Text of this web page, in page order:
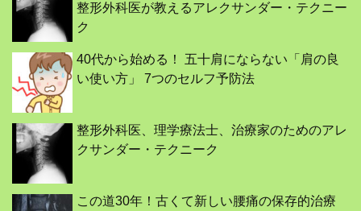
整形外科医が教えるアレクサンダー・テクニー
ク
40代から始める！ 五十肩にならない「肩の良
い使い方」 7つのセルフ予防法
整形外科医、理学療法士、治療家のためのアレ
クサンダー・テクニーク
この道30年！古くて新しい腰痛の保存的治療